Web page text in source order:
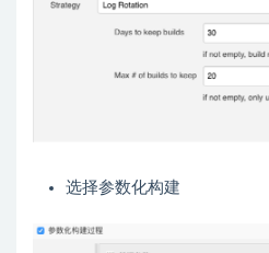
选择参数化构建